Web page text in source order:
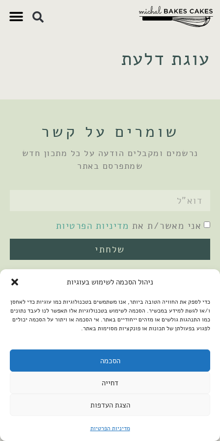
ניהול הסכמה לשימוש בעוגיות
כדי לספק את החוויה הטובה ביותר, אנו משתמשים בטכנולוגיות כמו עוגיות כדי לאחסן
ו/או לגשת למידע במכשיר. הסכמה לשימוש בטכנולוגיות אלו תאפשר לנו לעבד נתונים
כמו התנהגות גולשים או מזהים ייחודיים באתר. אי הסכמה או ויתור על הסכמה יכולים
לפגוע בפעולתן של תכונות או פונקציות מסוימות באתר.
הסכמה
דחייה
הצגת העדפות
מדיניות הפרטיות
עוגת דלעת
שומרים על קשר
נרשמים ומקבלים הודעה על כל מתכון חדש
שמתפרסם באתר
אני מאשר/ת את מדיניות הפרטיות
שלחתי
2026 © כל הזכויות שמורות למיכל שמיר
הצהרת נגישות